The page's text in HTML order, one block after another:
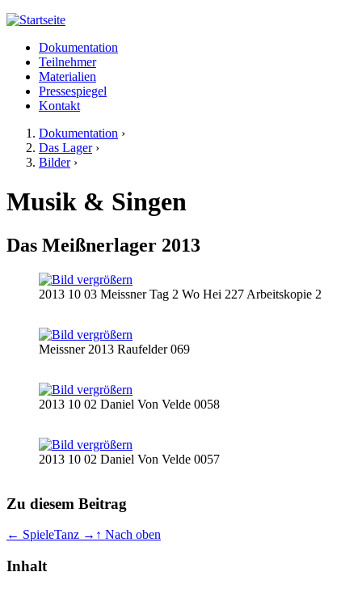
Jump to navigation
Meißner 2013
Hauptmenü
Dokumentation
Teilnehmer
Materialien
Pressespiegel
Kontakt
Sie sind hier
Dokumentation ›
Das Lager›
Bilder›
Musik & Singen
Das Meißnerlager 2013
2013 10 03 Meissner Tag 2 Wo Hei 227 Arbeitskopie 2
Meissner 2013 Raufelder 069
2013 10 02 Daniel Von Velde 0058
2013 10 02 Daniel Von Velde 0057
Zu diesem Beitrag
← SpieleTanz → ↑ Nach oben
Inhalt